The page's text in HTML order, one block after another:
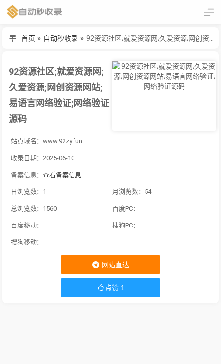
首页 » 自动秒收录 »
92资源社区;就爱资源网;
久爱资源;网创资源网站;
易语言网络验证;网络验证
源码
站点域名：www.92zy.fun
收录日期：2025-06-10
备案信息： 查看备案信息
日浏览数：1 月浏览数：54
总浏览数：1560 百度PC：
百度移动： 搜狗PC：
搜狗移动：
网站直达
点赞 1